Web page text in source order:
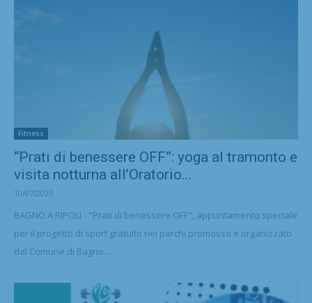
Fitness
“Prati di benessere OFF”: yoga al tramonto e
visita notturna all’Oratorio...
10/07/2025
BAGNO A RIPOLI - "Prati di benessere OFF", appuntamento speciale
per il progetto di sport gratuito nei parchi promosso e organizzato
dal Comune di Bagno...